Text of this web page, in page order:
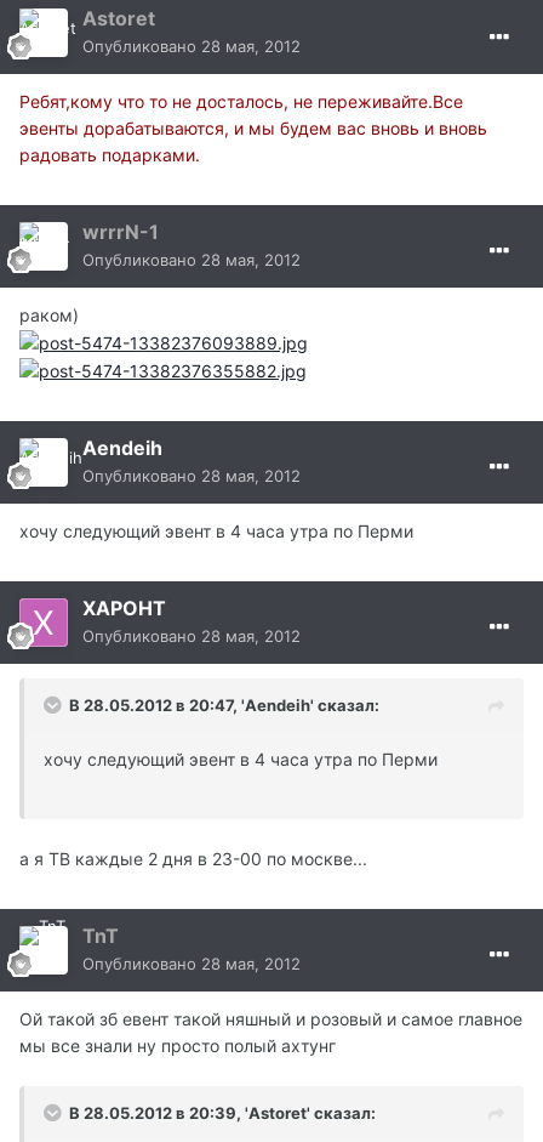
Astoret
Опубликовано 28 мая, 2012
Ребят,кому что то не досталось, не переживайте.Все
эвенты дорабатываются, и мы будем вас вновь и вновь
радовать подарками.
wrrrN-1
Опубликовано 28 мая, 2012
раком)
Aendeih
Опубликовано 28 мая, 2012
хочу следующий эвент в 4 часа утра по Перми
XAPOHТ
Опубликовано 28 мая, 2012
В 28.05.2012 в 20:47, 'Aendeih' сказал:
хочу следующий эвент в 4 часа утра по Перми
а я ТВ каждые 2 дня в 23-00 по москве...
TnT
Опубликовано 28 мая, 2012
Ой такой зб евент такой няшный и розовый и самое главное
мы все знали ну просто полый ахтунг
В 28.05.2012 в 20:39, 'Astoret' сказал: